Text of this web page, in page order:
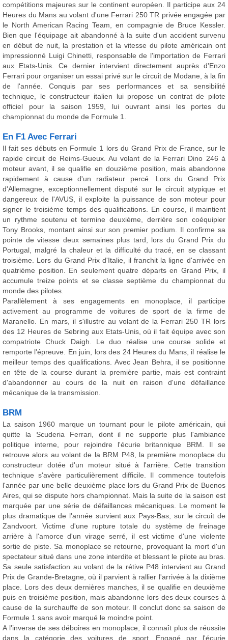
compétitions majeures sur le continent européen. Il participe aux 24
Heures du Mans au volant d'une Ferrari 250 TR privée engagée par
le North American Racing Team, en compagnie de Bruce Kessler.
Bien que l'équipage ait abandonné à la suite d'un accident survenu
en début de nuit, la prestation et la vitesse du pilote américain ont
impressionné Luigi Chinetti, responsable de l'importation de Ferrari
aux Etats-Unis. Ce dernier intervient directement auprès d'Enzo
Ferrari pour organiser un essai privé sur le circuit de Modane, à la fin
de l'année. Conquis par ses performances et sa sensibilité
technique, le constructeur italien lui propose un contrat de pilote
officiel pour la saison 1959, lui ouvrant ainsi les portes du
championnat du monde de Formule 1.
En F1 Avec Ferrari
Il fait ses débuts en Formule 1 lors du Grand Prix de France, sur le
rapide circuit de Reims-Gueux. Au volant de la Ferrari Dino 246 à
moteur avant, il se qualifie en douzième position, mais abandonne
rapidement à cause d'un radiateur percé. Lors du Grand Prix
d'Allemagne, exceptionnellement disputé sur le circuit atypique et
dangereux de l'AVUS, il exploite la puissance de son moteur pour
signer le troisième temps des qualifications. En course, il maintient
un rythme soutenu et termine deuxième, derrière son coéquipier
Tony Brooks, montant ainsi sur son premier podium. Il confirme sa
pointe de vitesse deux semaines plus tard, lors du Grand Prix du
Portugal, malgré la chaleur et la difficulté du tracé, en se classant
troisième. Lors du Grand Prix d'Italie, il franchit la ligne d'arrivée en
quatrième position. En seulement quatre départs en Grand Prix, il
accumule treize points et se classe septième du championnat du
monde des pilotes.
Parallèlement à ses engagements en monoplace, il participe
activement au programme de voitures de sport de la firme de
Maranello. En mars, il s'illustre au volant de la Ferrari 250 TR lors
des 12 Heures de Sebring aux Etats-Unis, où il fait équipe avec son
compatriote Chuck Daigh. Le duo réalise une course solide et
remporte l'épreuve. En juin, lors des 24 Heures du Mans, il réalise le
meilleur temps des qualifications. Avec Jean Behra, il se positionne
en tête de la course durant la première partie, mais est contraint
d'abandonner au cours de la nuit en raison d'une défaillance
mécanique de la transmission.
BRM
La saison 1960 marque un tournant pour le pilote américain, qui
quitte la Scuderia Ferrari, dont il ne supporte plus l'ambiance
politique interne, pour rejoindre l'écurie britannique BRM. Il se
retrouve alors au volant de la BRM P48, la première monoplace du
constructeur dotée d'un moteur situé à l'arrière. Cette transition
technique s'avère particulièrement difficile. Il commence toutefois
l'année par une belle deuxième place lors du Grand Prix de Buenos
Aires, qui se dispute hors championnat. Mais la suite de la saison est
marquée par une série de défaillances mécaniques. Le moment le
plus dramatique de l'année survient aux Pays-Bas, sur le circuit de
Zandvoort. Victime d'une rupture totale du système de freinage
arrière à l'amorce d'un virage serré, il est victime d'une violente
sortie de piste. Sa monoplace se retourne, provoquant la mort d'un
spectateur situé dans une zone interdite et blessant le pilote au bras.
Sa seule satisfaction au volant de la rétive P48 intervient au Grand
Prix de Grande-Bretagne, où il parvient à rallier l'arrivée à la dixième
place. Lors des deux dernières manches, il se qualifie en deuxième
puis en troisième position, mais abandonne lors des deux courses à
cause de la surchauffe de son moteur. Il conclut donc sa saison de
Formule 1 sans avoir marqué le moindre point.
A l'inverse de ses déboires en monoplace, il connaît plus de réussite
dans la catégorie des voitures de sport. Engagé par l'écurie